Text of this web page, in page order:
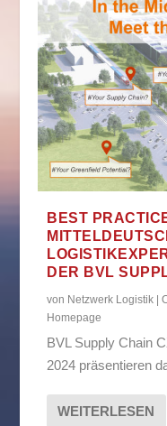
BEST
DER BVL
von Netzwerk Logistik |
Homepage
BVL Supply Chain
2024 präsentieren
WEITERLESEN